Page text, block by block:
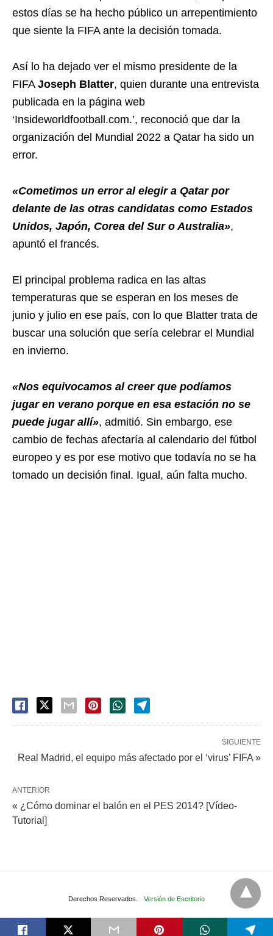
estos días se ha hecho público un arrepentimiento
que siente la FIFA ante la decisión tomada.
Así lo ha dejado ver el mismo presidente de la
FIFA Joseph Blatter, quien durante una entrevista
publicada en la página web
‘Insideworldfootball.com.’, reconoció que dar la
organización del Mundial 2022 a Qatar ha sido un
error.
«Cometimos un error al elegir a Qatar por
delante de las otras candidatas como Estados
Unidos, Japón, Corea del Sur o Australia»,
apuntó el francés.
El principal problema radica en las altas
temperaturas que se esperan en los meses de
junio y julio en ese país, con lo que Blatter trata de
buscar una solución que sería celebrar el Mundial
en invierno.
«Nos equivocamos al creer que podíamos
jugar en verano porque en esa estación no se
puede jugar allí», admitió. Sin embargo, ese
cambio de fechas afectaría al calendario del fútbol
europeo y es por ese motivo que todavía no se ha
tomado un decisión final. Igual, aún falta mucho.
SIGUIENTE
Real Madrid, el equipo más afectado por el ‘virus’ FIFA »
ANTERIOR
« ¿Cómo dominar el balón en el PES 2014? [Vídeo-
Tutorial]
Derechos Reservados. Versión de Escritorio